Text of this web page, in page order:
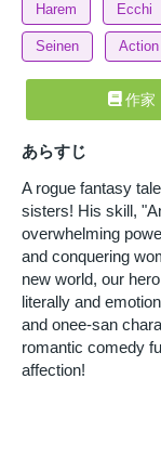
Harem Ecchi
Seinen Action
作家
あらすじ
A rogue fantasy
sisters! His skill,
overwhelming
and conquering
new world, our
literally and
and onee-san
romantic comedy
affection!